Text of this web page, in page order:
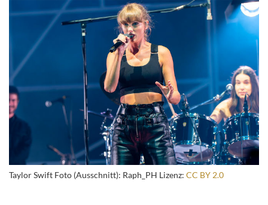
Taylor Swift Foto (Ausschnitt): Raph_PH Lizenz: CC BY 2.0